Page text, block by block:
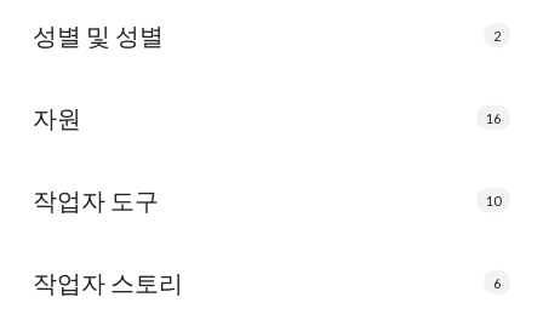
성별 및 성별 2
자원 16
작업자 도구 10
작업자 스토리 6